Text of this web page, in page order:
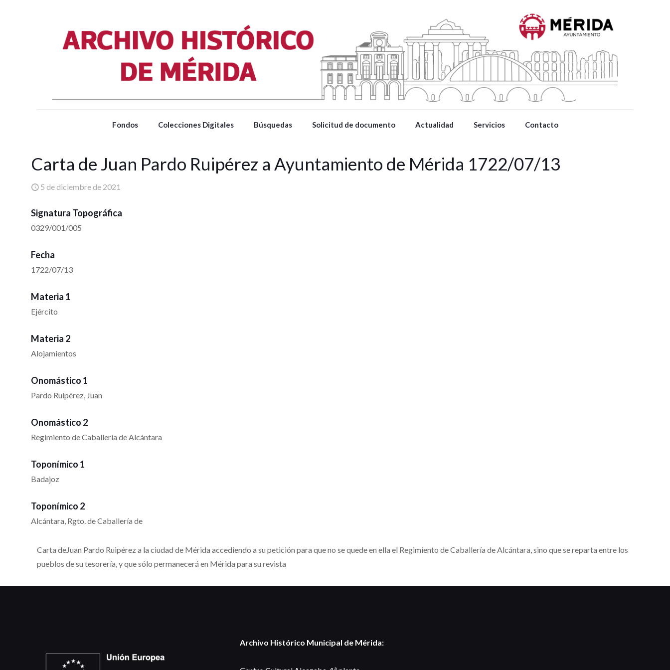
Fondos Colecciones Digitales Búsquedas Solicitud de documento Actualidad Servicios Contacto
Carta de Juan Pardo Ruipérez a Ayuntamiento de Mérida 1722/07/13
5 de diciembre de 2021
Signatura Topográfica
0329/001/005
Fecha
1722/07/13
Materia 1
Ejército
Materia 2
Alojamientos
Onomástico 1
Pardo Ruipérez, Juan
Onomástico 2
Regimiento de Caballería de Alcántara
Toponímico 1
Badajoz
Toponímico 2
Alcántara, Rgto. de Caballería de
Carta deJuan Pardo Ruipérez a la ciudad de Mérida accediendo a su petición para que no se quede en ella el Regimiento de Caballería de Alcántara, sino que se reparta entre los
pueblos de su tesorería, y que sólo permanecerá en Mérida para su revista
Archivo Histórico Municipal de Mérida: